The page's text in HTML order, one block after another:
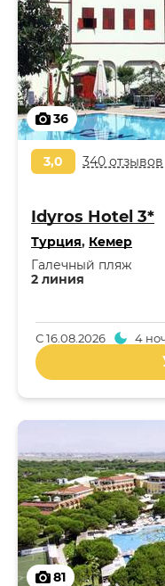
36
3,0 340 отзывов
Idyros Hotel 3*
Турция, Кемер
2 линия
Галечный пляж
С16.08.2026 4
81